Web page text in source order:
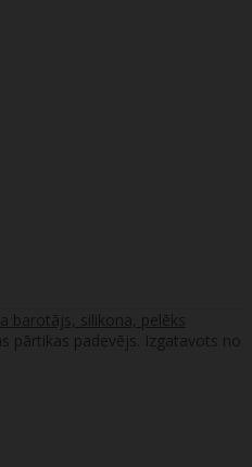
barotājs, silikona, pelēks
pārtikas padevējs. Izgatavots no